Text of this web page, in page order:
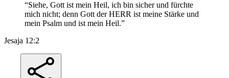
“Siehe, Gott ist mein Heil, ich bin sicher und fürchte
mich nicht; denn Gott der HERR ist meine Stärke und
mein Psalm und ist mein Heil.”
Jesaja 12:2